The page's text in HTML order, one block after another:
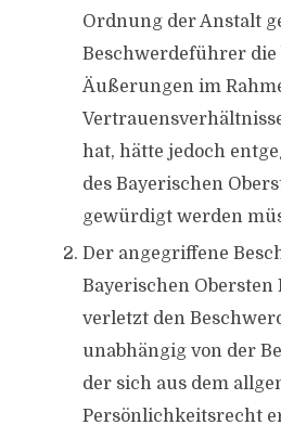
Ordnung der Anstalt
Beschwerdeführer die
Äußerungen im
hat, hätte jedoch
des Bayerischen
gewürdigt werden
Der angegriffene
Bayerischen Obersten
verletzt den
unabhängig von der
der sich aus dem
Persönlichkeitsrecht